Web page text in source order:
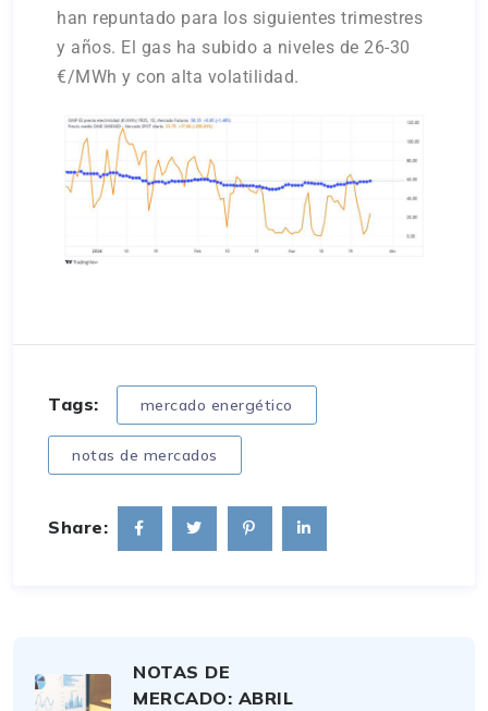
han repuntado para los siguientes trimestres
y años. El gas ha subido a niveles de 26-30
€/MWh y con alta volatilidad.
Tags: mercado energético
notas de mercados
Share:
NOTAS DE
MERCADO: ABRIL